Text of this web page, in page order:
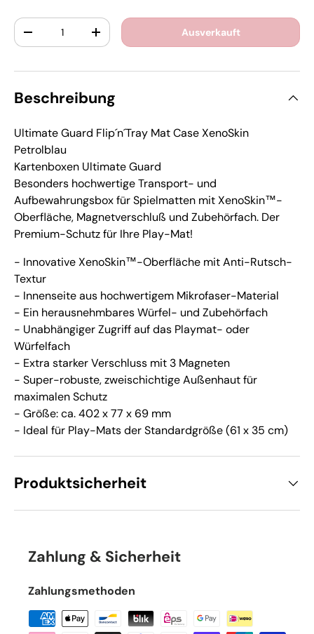
Anzahl
-
+ Ausverkauft
Beschreibung
Ultimate Guard Flip´n´Tray Mat Case XenoSkin
Petrolblau
Kartenboxen Ultimate Guard
Besonders hochwertige Transport- und
Aufbewahrungsbox für Spielmatten mit XenoSkin™-
Oberfläche, Magnetverschluß und Zubehörfach. Der
Premium-Schutz für Ihre Play-Mat!
- Innovative XenoSkin™-Oberfläche mit Anti-Rutsch-
Textur
- Innenseite aus hochwertigem Mikrofaser-Material
- Ein herausnehmbares Würfel- und Zubehörfach
- Unabhängiger Zugriff auf das Playmat- oder
Würfelfach
- Extra starker Verschluss mit 3 Magneten
- Super-robuste, zweischichtige Außenhaut für
maximalen Schutz
- Größe: ca. 402 x 77 x 69 mm
- Ideal für Play-Mats der Standardgröße (61 x 35 cm)
Produktsicherheit
Zahlung & Sicherheit
Zahlungsmethoden